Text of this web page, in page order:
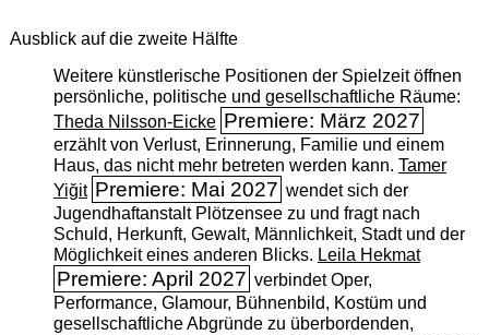
Ausblick auf die zweite Hälfte
Weitere künstlerische Positionen der Spielzeit öffnen
persönliche, politische und gesellschaftliche Räume:
Theda Nilsson-Eicke Premiere: März 2027
erzählt von Verlust, Erinnerung, Familie und einem
Haus, das nicht mehr betreten werden kann. Tamer
Yiğit Premiere: Mai 2027 wendet sich der
Jugendhaftanstalt Plötzensee zu und fragt nach
Schuld, Herkunft, Gewalt, Männlichkeit, Stadt und der
Möglichkeit eines anderen Blicks. Leila Hekmat
Premiere: April 2027 verbindet Oper,
Performance, Glamour, Bühnenbild, Kostüm und
gesellschaftliche Abgründe zu überbordenden,